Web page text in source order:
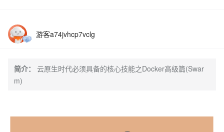
游客a74jvhcp7vclg
简介：
云原生时代必须具备的核心技能之Docker高级篇(Swar
m)